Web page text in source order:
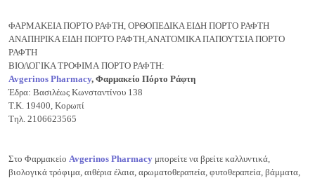
ΦΑΡΜΑΚΕΙΑ ΠΟΡΤΟ ΡΑΦΤΗ, ΟΡΘΟΠΕΔΙΚΑ ΕΙΔΗ ΠΟΡΤΟ ΡΑΦΤΗ
ΑΝΑΠΗΡΙΚΑ ΕΙΔΗ ΠΟΡΤΟ ΡΑΦΤΗ,ΑΝΑΤΟΜΙΚΑ ΠΑΠΟΥΤΣΙΑ ΠΟΡΤΟ
ΡΑΦΤΗ
ΒΙΟΛΟΓΙΚΑ ΤΡΟΦΙΜΑ ΠΟΡΤΟ ΡΑΦΤΗ:
Avgerinos Pharmacy, Φαρμακείο Πόρτο Ράφτη
Έδρα: Βασιλέως Κωνσταντίνου 138
Τ.Κ. 19400, Κορωπί
Τηλ. 2106623565
Στο Φαρμακείο Avgerinos Pharmacy μπορείτε να βρείτε καλλυντικά,
βιολογικά τρόφιμα, αιθέρια έλαια, αρωματοθεραπεία, φυτοθεραπεία, βάμματα,